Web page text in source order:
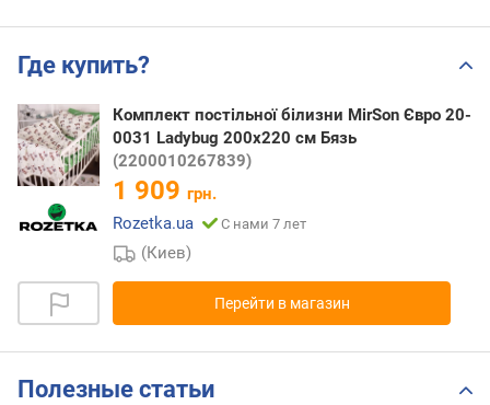
Где купить?
Комплект постільної білизни MirSon Євро 20-
0031 Ladybug 200х220 см Бязь
(2200010267839)
1 909 грн.
Rozetka.ua
С нами 7 лет
(Киев)
Перейти в магазин
Полезные статьи